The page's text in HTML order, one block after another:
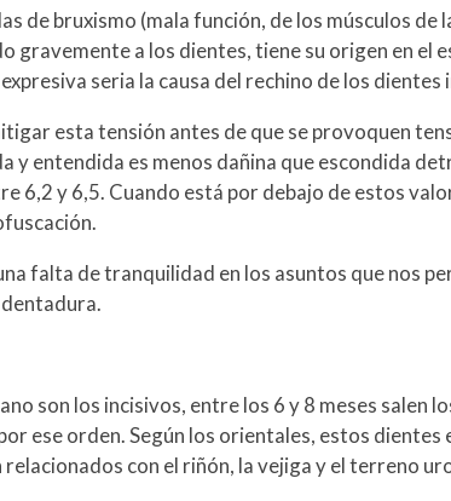
de bruxismo (mala función, de los músculos
gravemente a los dientes, tiene su origen en el
seria la causa del rechino de los
esta tensión antes de que se provoquen
y entendida es menos dañina que escondida
6,2 y 6,5. Cuando está por debajo de estos
falta de tranquilidad en los asuntos que nos
son los incisivos, entre los 6 y 8 meses
ese orden. Según los orientales, estos
con el riñón, la vejiga y el terreno